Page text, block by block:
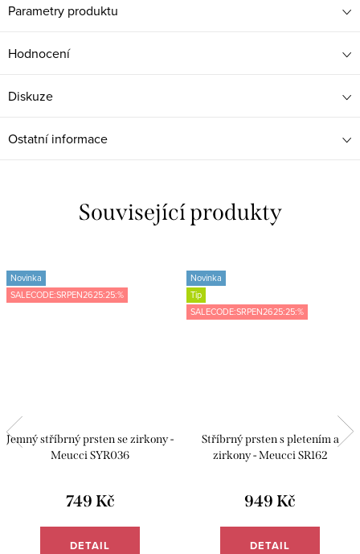
Parametry produktu
Hodnocení
Diskuze
Ostatní informace
Související produkty
Novinka
SALECODE:SRPEN2625:25:%
Jemný stříbrný prsten se zirkony -
Meucci SYR036
749 Kč
DETAIL
Novinka
Tip
SALECODE:SRPEN2625:25:%
Stříbrný prsten s pletením a
zirkony - Meucci SR162
949 Kč
DETAIL